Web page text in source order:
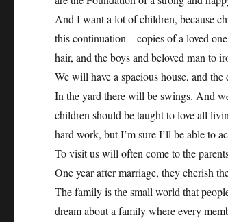
And I want a lot of children, because
this continuation – copies of a loved
hair, and the boys and beloved man to
We will have a spacious house, and
In the yard there will be swings. And
children should be taught to love all
hard work, but I’m sure I’ll be able to
To visit us will often come to the
One year after marriage, they cherish
The family is the small world that
dream about a family where every